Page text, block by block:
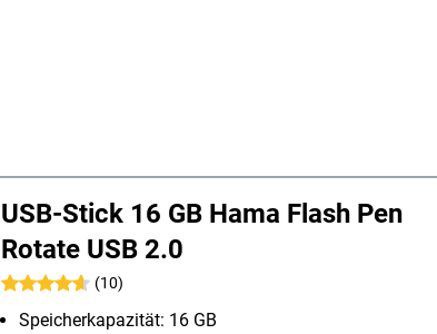
USB-Stick 16 GB Hama Flash Pen
Rotate USB 2.0
(10)
Speicherkapazität: 16 GB